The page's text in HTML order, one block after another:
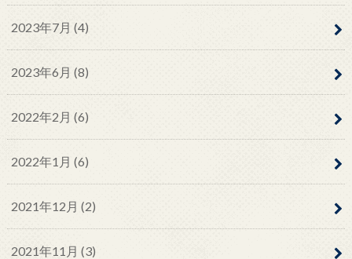
2023年7月 (4)
2023年6月 (8)
2022年2月 (6)
2022年1月 (6)
2021年12月 (2)
2021年11月 (3)